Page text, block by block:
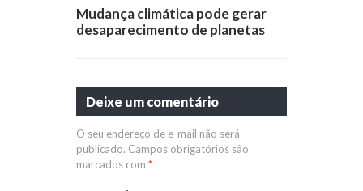
Mudança climática pode gerar
desaparecimento de planetas
Deixe um comentário
O seu endereço de e-mail não será
publicado. Campos obrigatórios são
marcados com *